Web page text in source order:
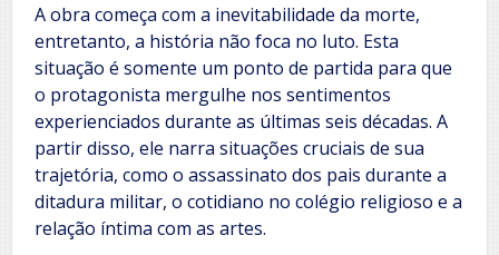
A obra começa com a inevitabilidade da morte,
entretanto, a história não foca no luto. Esta
situação é somente um ponto de partida para que
o protagonista mergulhe nos sentimentos
experienciados durante as últimas seis décadas. A
partir disso, ele narra situações cruciais de sua
trajetória, como o assassinato dos pais durante a
ditadura militar, o cotidiano no colégio religioso e a
relação íntima com as artes.